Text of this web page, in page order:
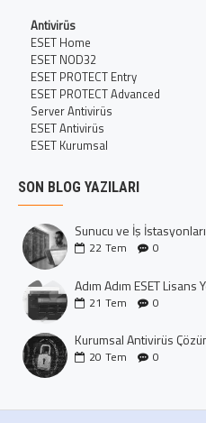
Antivirüs
ESET Home
ESET NOD32
ESET PROTECT Entry
ESET PROTECT Advanced
Server Antivirüs
ESET Antivirüs
ESET Kurumsal
SON BLOG YAZILARI
22 Tem 0
21 Tem 0
Kurumsal Antivirüs
20 Tem 0